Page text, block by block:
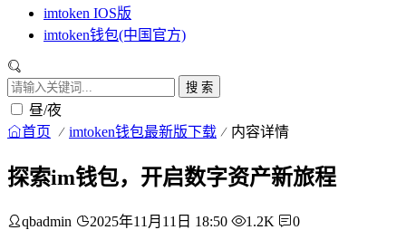
imtoken IOS版
imtoken钱包(中国官方)
搜 索
昼/夜
首页 imtoken钱包最新版下载 内容详情
探索im钱包，开启数字资产新旅程
qbadmin 2025年11月11日 18:50 1.2K 0